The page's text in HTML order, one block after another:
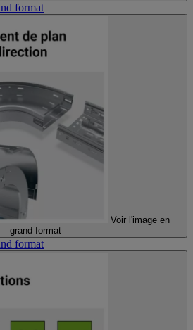
format
Voir l'image en
grand format
format